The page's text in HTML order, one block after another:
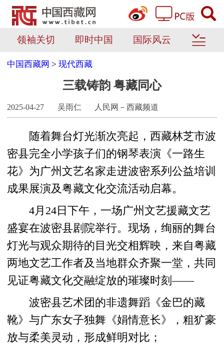
领袖关切 即时中国 国际风云
中国西藏网 >现代西藏
三载铸韵 粤藏同心
2025-04-27 吴雨仁 人民网－西藏频道
随着舞台灯光渐次亮起，西藏林芝市波
密县完全小学孩子们的钢琴表演《一路生
花》为广州文艺名家走进波密系列公益培训
成果展演及粤藏文化交流活动启幕。
4月24日下午，一场广州文艺援藏文艺
盛宴在波密县剧院举行。现场，绚丽的舞台
灯光与观众期待的目光交相辉映，来自粤藏
两地文艺工作者及当地群众齐聚一堂，共同
见证粤藏文化交融绽放的璀璨时刻——
波密县艺术团的非遗舞蹈《金巴的藏
靴》与广东女子独舞《娟情意长》，粗犷豪
放与柔美灵动，形成鲜明对比；